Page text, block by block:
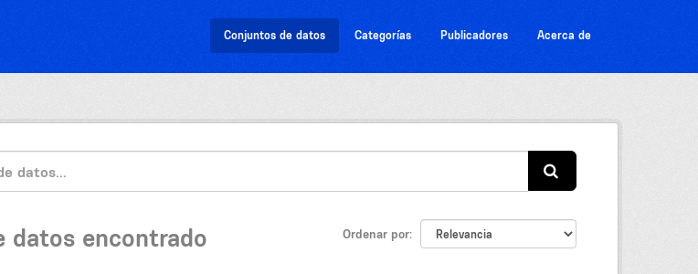
Conjuntos de datos Categorías Publicadores Acerca de
Ordenar por
datos encontrado